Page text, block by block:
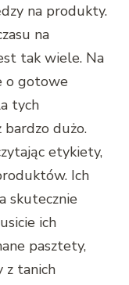
na produkty.
na
tak wiele. Na
o gotowe
tych
bardzo dużo.
etykiety,
Ich
skutecznie
ich
pasztety,
z tanich